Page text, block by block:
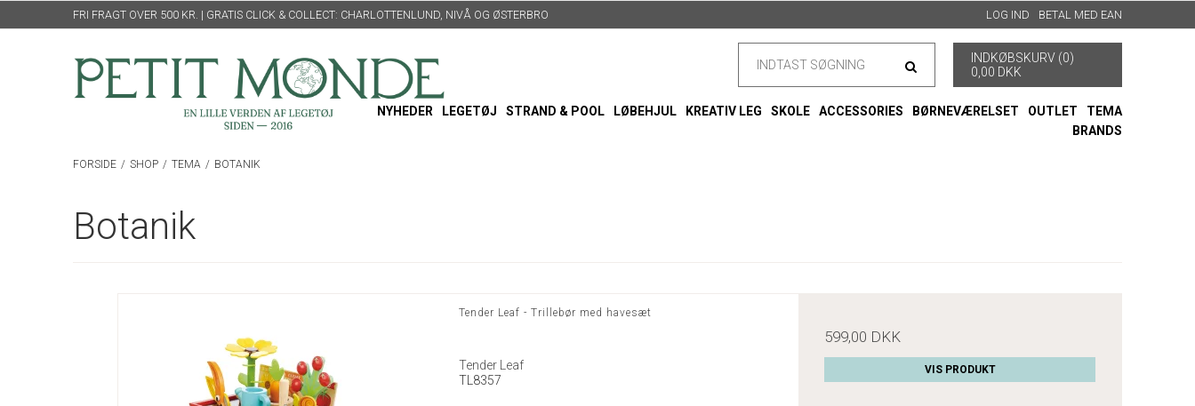
FRI FRAGT OVER 500 KR. | GRATIS CLICK & COLLECT: CHARLOTTENLUND, NIVÅ OG ØSTERBRO LOG IND BETAL MED EAN
INDKØBSKURV (0)
0,00 DKK
NYHEDER LEGETØJ STRAND & POOL LØBEHJUL KREATIV LEG SKOLE ACCESSORIES BØRNEVÆRELSET OUTLET
TEMA
BRANDS
FORSIDE / SHOP / TEMA / BOTANIK
Botanik
Tender Leaf - Trillebør med havesæt
Tender Leaf
TL8357
599,00 DKK
VIS PRODUKT